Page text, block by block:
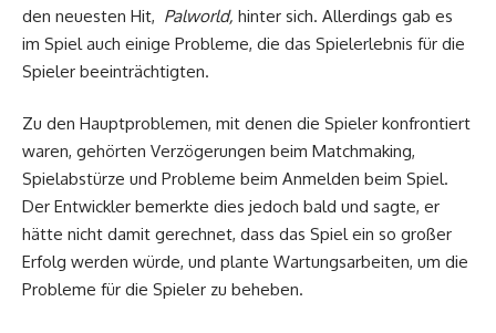
den neuesten Hit, Palworld, hinter sich. Allerdings gab es
im Spiel auch einige Probleme, die das Spielerlebnis für die
Spieler beeinträchtigten.
Zu den Hauptproblemen, mit denen die Spieler konfrontiert
waren, gehörten Verzögerungen beim Matchmaking,
Spielabstürze und Probleme beim Anmelden beim Spiel.
Der Entwickler bemerkte dies jedoch bald und sagte, er
hätte nicht damit gerechnet, dass das Spiel ein so großer
Erfolg werden würde, und plante Wartungsarbeiten, um die
Probleme für die Spieler zu beheben.